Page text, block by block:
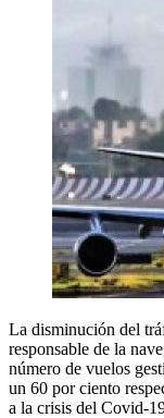
La disminución del
responsable de la
número de vuelos
un 60 por ciento
a la crisis del Covid-